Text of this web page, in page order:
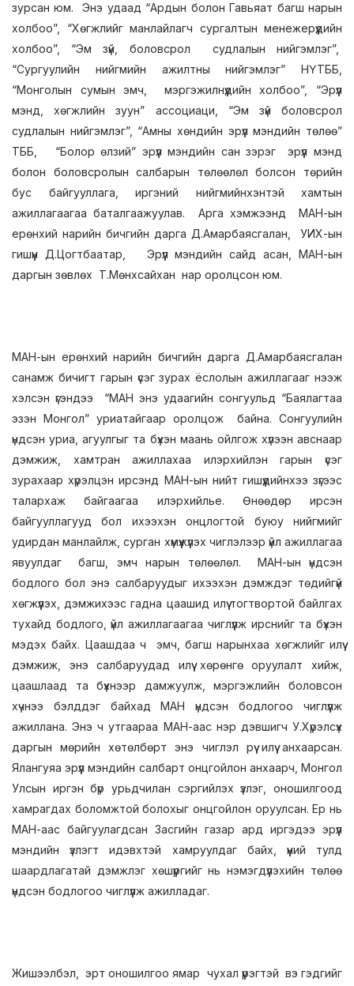
зурсан юм. Энэ удаад “Ардын болон Гавьяат багш нарын
холбоо”, “Хөгжлийг манлайлагч сургалтын менежерүүдийн
холбоо”, “Эм зүй, боловсрол судлалын нийгэмлэг”,
“Сургуулийн нийгмийн ажилтны нийгэмлэг” НҮТББ,
“Монголын сумын эмч, мэргэжилнүүдийн холбоо”, “Эрүүл
мэнд, хөгжлийн зуун” ассоциаци, “Эм зүй боловсрол
судлалын нийгэмлэг”, “Амны хөндийн эрүүл мэндийн төлөө”
ТББ, “Болор өлзий” эрүүл мэндийн сан зэрэг эрүүл мэнд
болон боловсролын салбарын төлөөлөл болсон төрийн
бус байгууллага, иргэний нийгмийнхэнтэй хамтын
ажиллагаагаа баталгаажуулав. Арга хэмжээнд МАН-ын
ерөнхий нарийн бичгийн дарга Д.Амарбаясгалан, УИХ-ын
гишүүн Д.Цогтбаатар, Эрүүл мэндийн сайд асан, МАН-ын
даргын зөвлөх Т.Мөнхсайхан нар оролцсон юм.
МАН-ын ерөнхий нарийн бичгийн дарга Д.Амарбаясгалан
санамж бичигт гарын үсэг зурах ёслолын ажиллагааг нээж
хэлсэн үгэндээ “МАН энэ удаагийн сонгуульд “Баялагтаа
эзэн Монгол” уриатайгаар оролцож байна. Сонгуулийн
үндсэн уриа, агуулгыг та бүхэн маань ойлгож хүлээн авснаар
дэмжиж, хамтран ажиллахаа илэрхийлэн гарын үсэг
зурахаар хүрэлцэн ирсэнд МАН-ын нийт гишүүдийнхээ зүгээс
талархаж байгаагаа илэрхийлье. Өнөөдөр ирсэн
байгууллагууд бол ихээхэн онцлогтой буюу нийгмийг
удирдан манлайлж, сурган хүмүүжүүлэх чиглэлээр үйл ажиллагаа
явуулдаг багш, эмч нарын төлөөлөл. МАН-ын үндсэн
бодлого бол энэ салбаруудыг ихээхэн дэмждэг төдийгүй
хөгжүүлэх, дэмжихээс гадна цаашид илүү тогтвортой байлгах
тухайд бодлого, үйл ажиллагаагаа чиглүүлж ирснийг та бүхэн
мэдэх байх. Цаашдаа ч эмч, багш нарынхаа хөгжлийг илүү
дэмжиж, энэ салбаруудад илүү хөрөнгө оруулалт хийж,
цаашлаад та бүхнээр дамжуулж, мэргэжлийн боловсон
хүчнээ бэлддэг байхад МАН үндсэн бодлогоо чиглүүлж
ажиллана. Энэ ч утгаараа МАН-аас нэр дэвшигч У.Хүрэлсүх
даргын мөрийн хөтөлбөрт энэ чиглэл рүү илүү анхаарсан.
Ялангуяа эрүүл мэндийн салбарт онцгойлон анхаарч, Монгол
Улсын иргэн бүр урьдчилан сэргийлэх үзлэг, оношилгоод
хамрагдах боломжтой болохыг онцгойлон оруулсан. Ер нь
МАН-аас байгуулагдсан Засгийн газар ард иргэдээ эрүүл
мэндийн үзлэгт идэвхтэй хамруулдаг байх, үүний тулд
шаардлагатай дэмжлэг хөшүүргийг нь нэмэгдүүлэхийн төлөө
үндсэн бодлогоо чиглүүлж ажилладаг.
Жишээлбэл, эрт оношилгоо ямар чухал үүрэгтэй вэ гэдгийг